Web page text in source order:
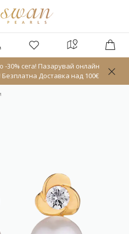
-30% сега! Пазарувай онлайн
Доставка над 100€